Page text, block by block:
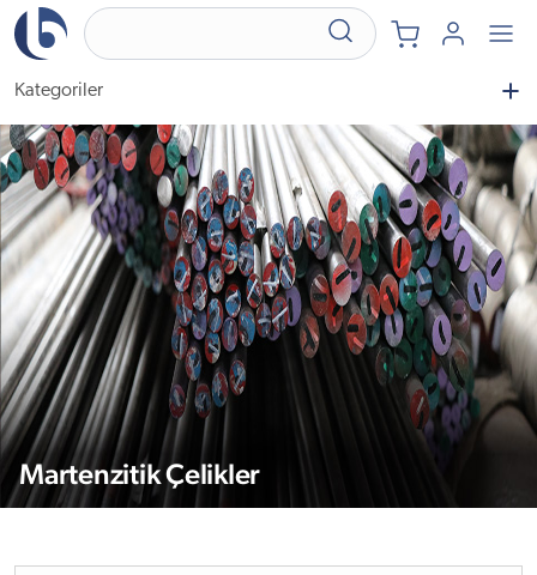
Kategoriler
Martenzitik Çelikler